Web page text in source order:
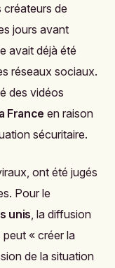
créateurs de
jours avant
avait déjà été
réseaux sociaux.
des vidéos
France en raison
sécuritaire.
ont été jugés
Pour le
unis , la diffusion
« créer la
de la situation